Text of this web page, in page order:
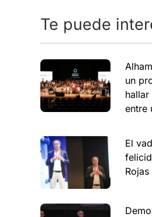
Te puede
un
hallar
entre
El
Rojas